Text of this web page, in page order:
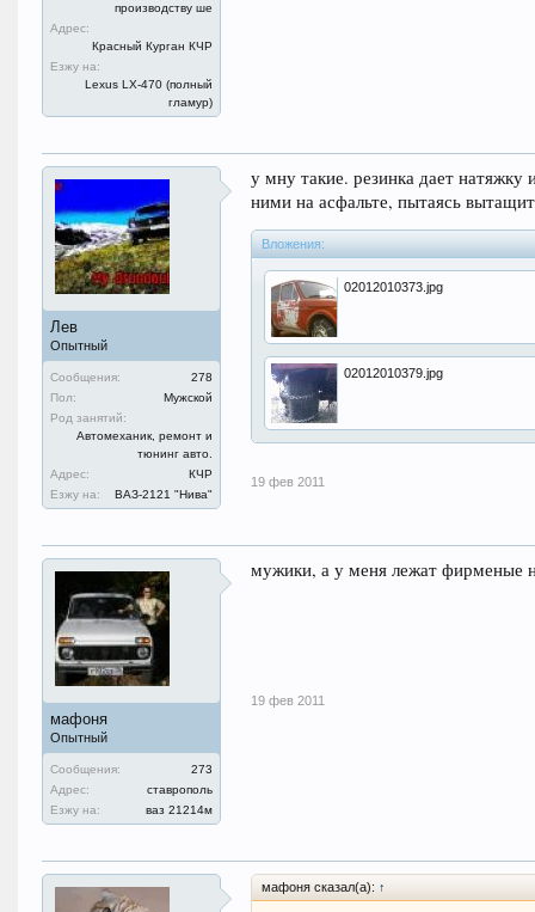
производству ше
Адрес:
Красный Курган КЧР
Езжу на:
Lexus LX-470 (полный
гламур)
Лев
Опытный
Сообщения:
278
Пол:
Мужской
Род занятий:
Автомеханик, ремонт и
тюнинг авто.
Адрес:
КЧР
Езжу на:
ВАЗ-2121 "Нива"
у мну такие. резинка дает натяжку
ними на асфальте, пытаясь
Вложения:
02012010373.jpg
02012010379.jpg
19 фев 2011
мафоня
Опытный
Сообщения:
273
Адрес:
ставрополь
Езжу на:
ваз 21214м
мужики, а у меня лежат фирменые
19 фев 2011
мафоня сказал(а): ↑